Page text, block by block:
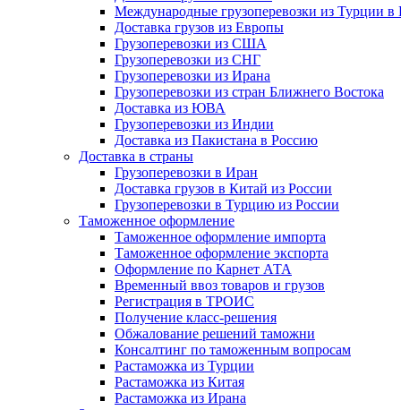
Международные грузоперевозки из Турции в
Доставка грузов из Европы
Грузоперевозки из США
Грузоперевозки из СНГ
Грузоперевозки из Ирана
Грузоперевозки из стран Ближнего Востока
Доставка из ЮВА
Грузоперевозки из Индии
Доставка из Пакистана в Россию
Доставка в страны
Грузоперевозки в Иран
Доставка грузов в Китай из России
Грузоперевозки в Турцию из России
Таможенное оформление
Таможенное оформление импорта
Таможенное оформление экспорта
Оформление по Карнет АТА
Временный ввоз товаров и грузов
Регистрация в ТРОИС
Получение класс-решения
Обжалование решений таможни
Консалтинг по таможенным вопросам
Растаможка из Турции
Растаможка из Китая
Растаможка из Ирана